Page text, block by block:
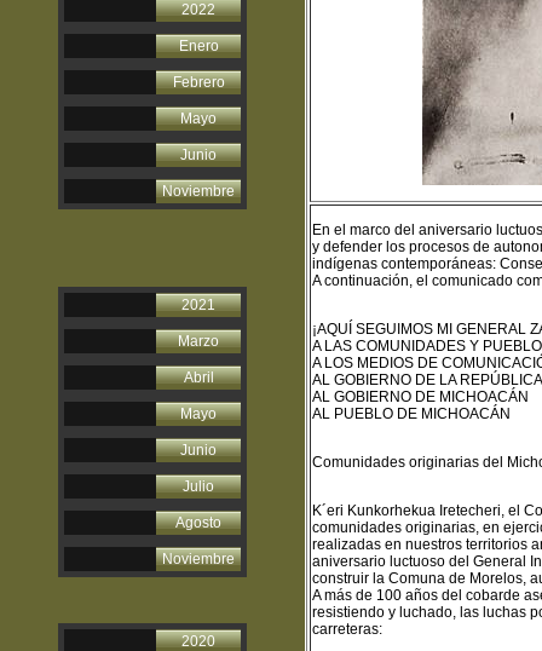
2022
Enero
Febrero
Mayo
Junio
Noviembre
2021
Marzo
Abril
Mayo
Junio
Julio
Agosto
Noviembre
2020
En el marco del aniversario
y defender los procesos de
indígenas contemporáneas:
A continuación, el comunicado
¡AQUÍ SEGUIMOS MI GENERAL
A LAS COMUNIDADES Y
A LOS MEDIOS DE
AL GOBIERNO DE LA REPÚBLICA
AL GOBIERNO DE MICHOACÁN
AL PUEBLO DE MICHOACÁN
Comunidades originarias del
K´eri Kunkorhekua Iretecheri, el
comunidades originarias, en
realizadas en nuestros territorios
aniversario luctuoso del General
construir la Comuna de Morelos,
A más de 100 años del cobarde
resistiendo y luchado, las luchas
carreteras: